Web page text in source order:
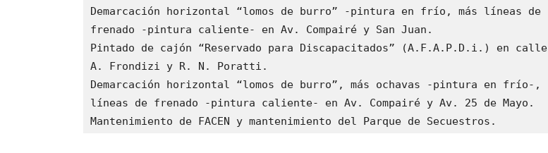
Demarcación horizontal “lomos de burro” -pintura en frío, más líneas de
frenado -pintura caliente- en Av. Compairé y San Juan.
Pintado de cajón “Reservado para Discapacitados” (A.F.A.P.D.i.) en calle
A. Frondizi y R. N. Poratti.
Demarcación horizontal “lomos de burro”, más ochavas -pintura en frío-,
líneas de frenado -pintura caliente- en Av. Compairé y Av. 25 de Mayo.